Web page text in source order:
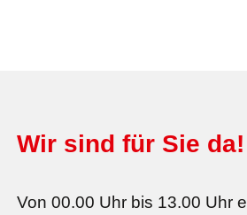
Wir sind für Sie da!
Von 00.00 Uhr bis 13.00 Uhr